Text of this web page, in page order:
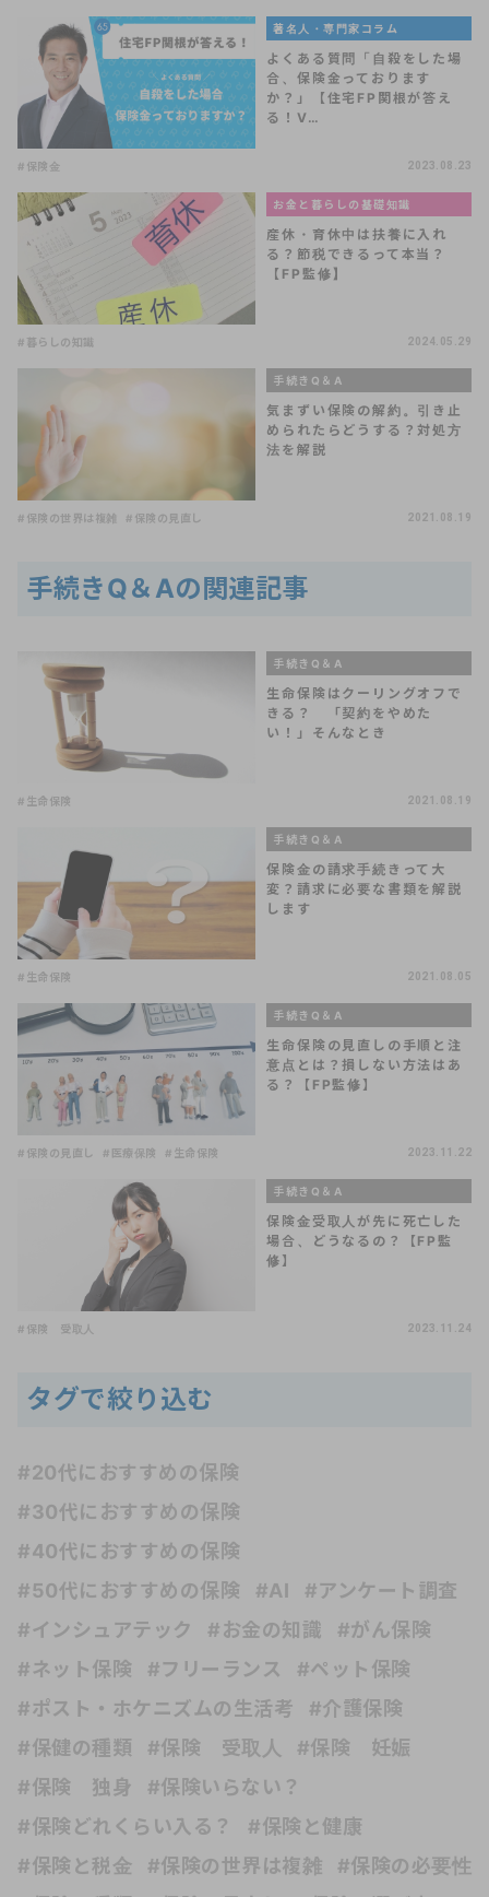
著名人・専門家コラム
よくある質問「自殺をした場
合、保険金っております
か？」【住宅FP関根が答え
る！V…
#保険金 2023.08.23
お金と暮らしの基礎知識
産休・育休中は扶養に入れ
る？節税できるって本当？
【FP監修】
#暮らしの知識 2024.05.29
手続きQ＆A
気まずい保険の解約。引き止
められたらどうする？対処方
法を解説
#保険の世界は複雑 #保険の見直し 2021.08.19
手続きQ＆Aの関連記事
手続きQ＆A
生命保険はクーリングオフで
きる？ 「契約をやめた
い！」そんなとき
#生命保険 2021.08.19
手続きQ＆A
保険金の請求手続きって大
変？請求に必要な書類を解説
します
#生命保険 2021.08.05
手続きQ＆A
生命保険の見直しの手順と注
意点とは？損しない方法はあ
る？【FP監修】
#保険の見直し #医療保険 #生命保険 2023.11.22
手続きQ＆A
保険金受取人が先に死亡した
場合、どうなるの？【FP監
修】
#保険 受取人 2023.11.24
タグで絞り込む
#20代におすすめの保険
#30代におすすめの保険
#40代におすすめの保険
#50代におすすめの保険
#AI
#アンケート調査
#インシュアテック
#お金の知識
#がん保険
#ネット保険
#フリーランス
#ペット保険
#ポスト・ホケニズムの生活考
#介護保険
#保健の種類
#保険 受取人
#保険 妊娠
#保険 独身
#保険いらない？
#保険どれくらい入る？
#保険と健康
#保険と税金
#保険の世界は複雑
#保険の必要性